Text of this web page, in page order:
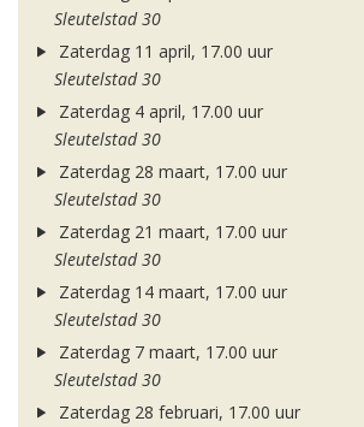
Sleutelstad 30
Zaterdag 11 april, 17.00 uur
Sleutelstad 30
Zaterdag 4 april, 17.00 uur
Sleutelstad 30
Zaterdag 28 maart, 17.00 uur
Sleutelstad 30
Zaterdag 21 maart, 17.00 uur
Sleutelstad 30
Zaterdag 14 maart, 17.00 uur
Sleutelstad 30
Zaterdag 7 maart, 17.00 uur
Sleutelstad 30
Zaterdag 28 februari, 17.00 uur